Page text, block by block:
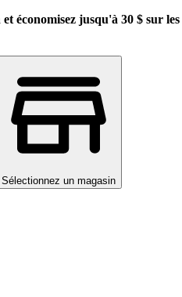
économisez jusqu'à 30 $ sur
Sélectionnez un magasin